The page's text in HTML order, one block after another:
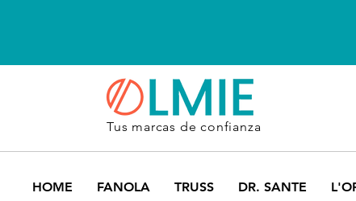
Tus marcas de confianza
HOME FANOLA TRUSS DR. SANTE